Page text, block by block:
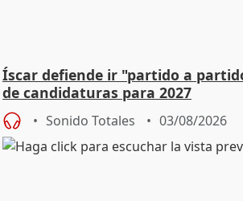
Íscar defiende ir "partido a
de candidaturas para 2027
Sonido Totales 03/08/2026